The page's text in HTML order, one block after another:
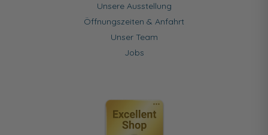
Unsere Ausstellung
Öffnungszeiten & Anfahrt
Unser Team
Jobs